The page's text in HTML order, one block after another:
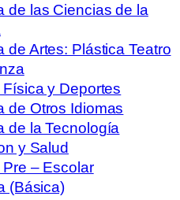
de las Ciencias de la
de Artes: Plástica Teatro
y Deportes
de Otros Idiomas
de la Tecnología
y Salud
– Escolar
(Básica)